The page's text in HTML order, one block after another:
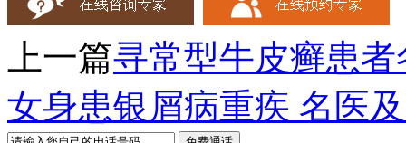
上一篇寻常型牛皮癣患
女身患银屑病重疾 名医